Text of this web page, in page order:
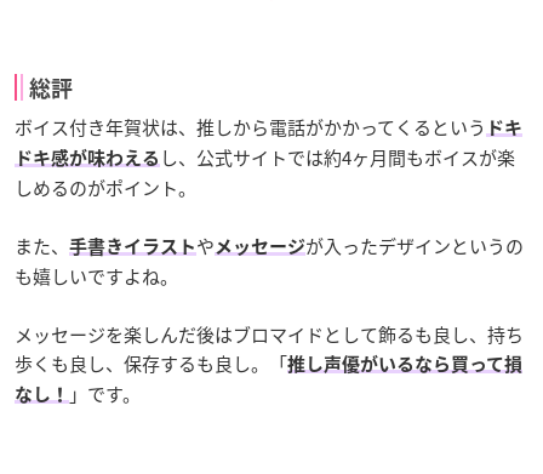
総評
ボイス付き年賀状は、推しから電話がかかってくるという ドキ
ドキ感が味わえる し、公式サイトでは約4ヶ月間もボイスが楽
しめるのがポイント。
また、 手書きイラスト や メッセージが入ったデザインというの
も嬉しいですよね。
メッセージを楽しんだ後はブロマイドとして飾るも良し、持ち
歩くも良し、保存するも良し。「推し声優がいるなら買って損
なし！
」です。